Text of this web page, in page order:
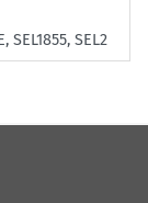
SEL1855, SEL2